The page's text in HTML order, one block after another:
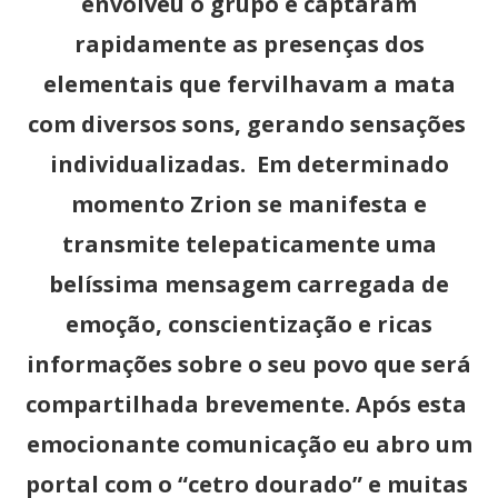
rapidamente as presenças dos
elementais que fervilhavam a mata
com diversos sons, gerando sensações
individualizadas. Em determinado
momento Zrion se manifesta e
transmite telepaticamente uma
belíssima mensagem carregada de
emoção, conscientização e ricas
informações sobre o seu povo que será
compartilhada brevemente. Após esta
emocionante comunicação eu abro um
portal com o “cetro dourado” e muitas